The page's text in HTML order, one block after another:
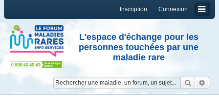
Connexion
Inscription
L'espace d'échange pour les
personnes touchées par une
maladie rare